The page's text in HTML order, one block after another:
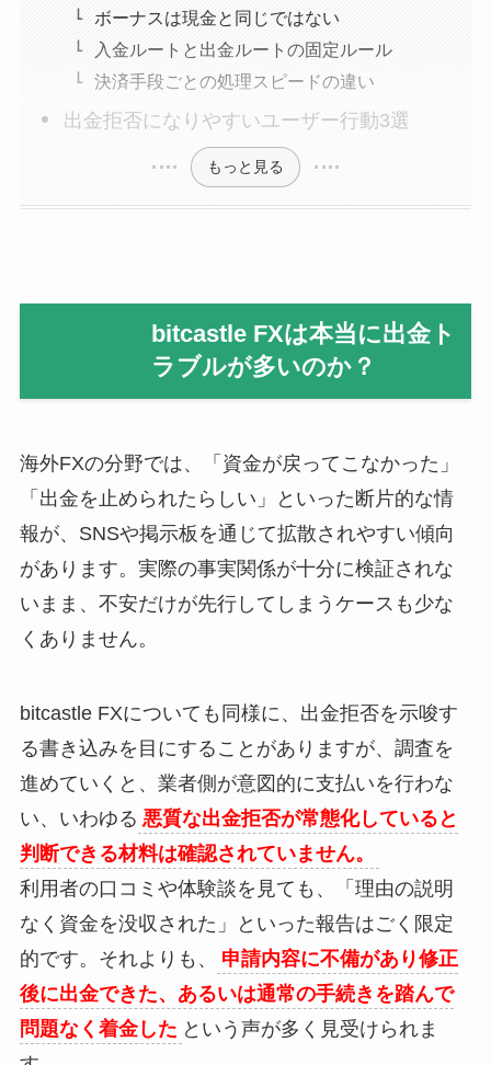
ボーナスは現金と同じではない
入金ルートと出金ルートの固定ルール
決済手段ごとの処理スピードの違い
出金拒否になりやすいユーザー行動3選
もっと見る
bitcastle FXは本当に出金ト
ラブルが多いのか？
海外FXの分野では、「資金が戻ってこなかった」
「出金を止められたらしい」といった断片的な情
報が、SNSや掲示板を通じて拡散されやすい傾向
があります。実際の事実関係が十分に検証されな
いまま、不安だけが先行してしまうケースも少な
くありません。
bitcastle FXについても同様に、出金拒否を示唆す
る書き込みを目にすることがありますが、調査を
進めていくと、業者側が意図的に支払いを行わな
い、いわゆる 悪質な出金拒否が常態化していると
判断できる材料は確認されていません。
利用者の口コミや体験談を見ても、「理由の説明
なく資金を没収された」といった報告はごく限定
的です。それよりも、
申請内容に不備があり修正
後に出金できた、あるいは通常の手続きを踏んで
問題なく着金した という声が多く見受けられま